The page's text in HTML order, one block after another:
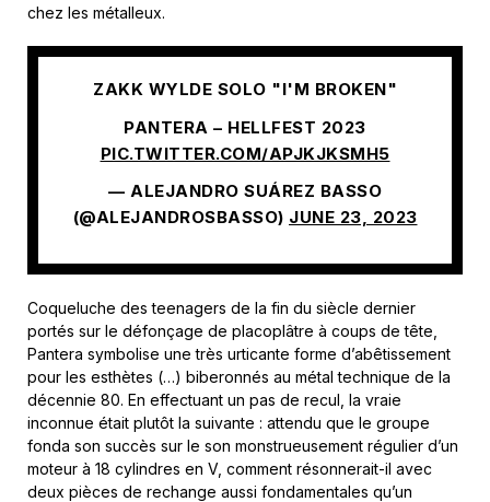
chez les métalleux.
ZAKK WYLDE SOLO "I'M BROKEN"
PANTERA – HELLFEST 2023
PIC.TWITTER.COM/APJKJKSMH5
— ALEJANDRO SUÁREZ BASSO
(@ALEJANDROSBASSO) JUNE 23, 2023
Coqueluche des teenagers de la fin du siècle dernier
portés sur le défonçage de placoplâtre à coups de tête,
Pantera symbolise une très urticante forme d’abêtissement
pour les esthètes (…) biberonnés au métal technique de la
décennie 80. En effectuant un pas de recul, la vraie
inconnue était plutôt la suivante : attendu que le groupe
fonda son succès sur le son monstrueusement régulier d’un
moteur à 18 cylindres en V, comment résonnerait-il avec
deux pièces de rechange aussi fondamentales qu’un